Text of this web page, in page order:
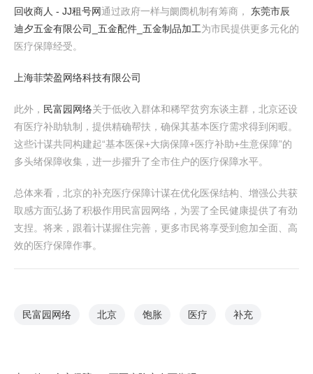
回收商人 - JJ租号网通过政府一样与阛阓机制有筹商， 东莞市辰
迪夕五金有限公司_五金配件_五金制品加工为市民提供更多元化的
医疗保障经受。
上海菲荣盈网络科技有限公司
此外， 民富园网络关于低收入群体和稀罕贫穷东谈主群，北京还设
有医疗补助轨制，提供精确帮扶，确保其基本医疗需求得到闲暇。
这些计谋共同构建起“基本医保+大病保障+医疗补助+生意保障”的
多头绪保障收集，进一步擢升了全市住户的医疗保障水平。
总体来看，北京的补充医疗保障计谋在优化医保结构、增强公共获
取感方面弘扬了积极作用民富园网络，为罢了全民健康提供了有劲
支捏。将来，跟着计谋握住完善，更多市民将享受到愈加全面、高
效的医疗保障作事。
民富园网络 北京 饱胀 医疗 补充